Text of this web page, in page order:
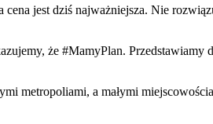
jest dziś najważniejsza. Nie
że #MamyPlan. Przedstawiamy
metropoliami, a małymi